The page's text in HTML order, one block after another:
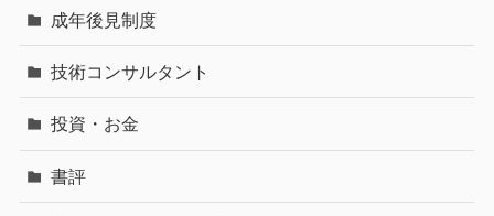
成年後見制度
技術コンサルタント
投資・お金
書評